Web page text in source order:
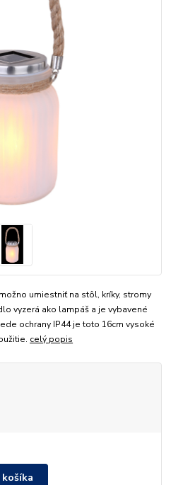
umiestniť na stôl, kríky, stromy
vyzerá ako lampáš a je vybavené
ochrany IP44 je toto 16cm vysoké
celý popis